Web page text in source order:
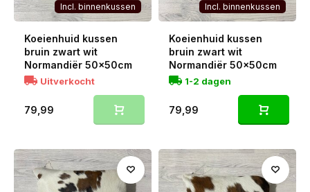
Incl. binnenkussen
Koeienhuid kussen
bruin zwart wit
Normandiër 50x50cm
Uitverkocht
79,99
Incl. binnenkussen
Koeienhuid kussen
bruin zwart wit
Normandiër 50x50cm
1-2 dagen
79,99